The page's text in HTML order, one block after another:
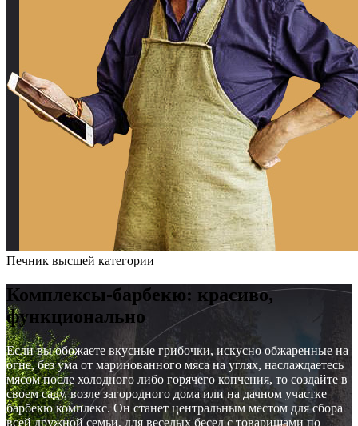
Печник высшей категории
Комплексы-барбекю: красиво,
функционально
Если вы обожаете вкусные грибочки, искусно обжаренные на
огне, без ума от маринованного мяса на углях, наслаждаетесь
мясом после холодного либо горячего копчения, то создайте в
своем саду, возле загородного дома или на дачном участке
барбекю комплекс. Он станет центральным местом для сбора
всей дружной семьи, для веселых бесед с товарищами по